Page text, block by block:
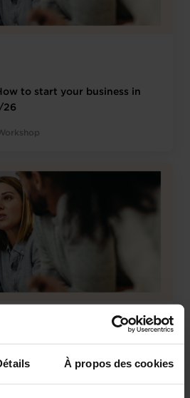
À propos des cookies
to start your business in
26
établir son entreprise